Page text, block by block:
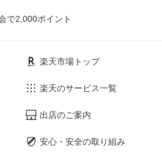
で2,000ポイント
楽天市場トップ
楽天のサービス一覧
出店のご案内
安心・安全の取り組み